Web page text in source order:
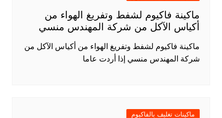
ماكينة فاكيوم لشفط وتفريغ الهواء من
أكياس الآكل من شركة المهندس منسي
ماكينة فاكيوم لشفط وتفريغ الهواء من أكياس الآكل من
شركة المهندس منسي إذا أردت عاما
ماكينات تغليف بالفاكيوم